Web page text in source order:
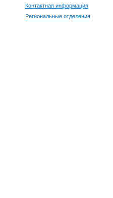
Контактная информация
Региональные отделения